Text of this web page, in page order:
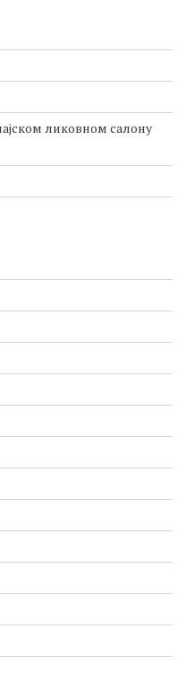
ликовном салону